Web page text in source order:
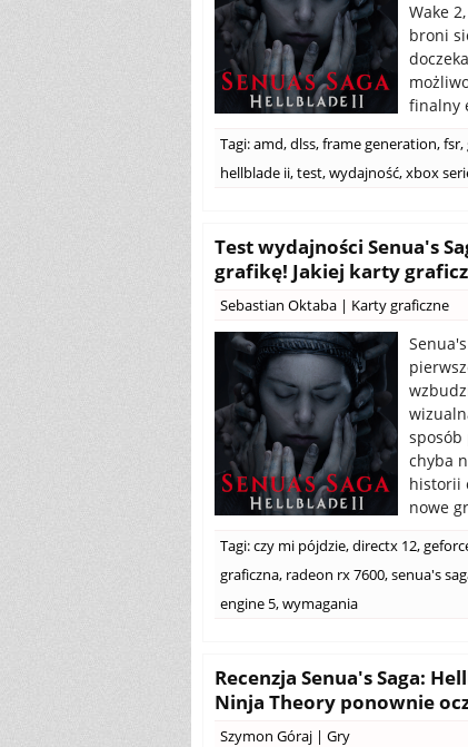
Wake
broni
finalny
Tagi:amd,dlss,frame generation,fsr,
hellblade ii,test,wydajność,xbox
Test wydajności Senua's
grafikę! Jakiej karty
Sebastian Oktaba | Karty graficzne
sposób
chyba
historii
nowe
Tagi:czy mi pójdzie,directx 12,
graficzna, radeon rx 7600,senua's
engine 5,wymagania
Recenzja Senua's Saga:
Ninja Theory ponownie
Szymon Góraj | Gry